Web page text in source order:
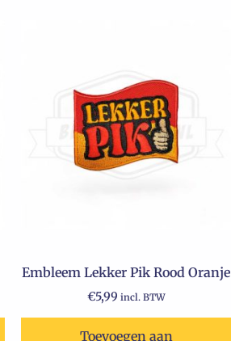
Embleem Lekker Pik Rood Oranje
€5,99 incl. BTW
Toevoegen aan